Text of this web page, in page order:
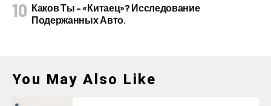
Каков Ты – «китаец»? Исследование
Подержанных Авто.
You May Also Like